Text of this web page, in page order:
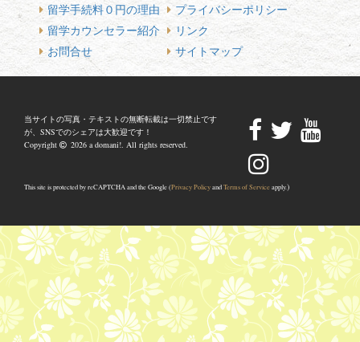
留学手続料０円の理由
留学カウンセラー紹介
お問合せ
プライバシーポリシー
リンク
サイトマップ
当サイトの写真・テキストの無断転載は一切禁止です
が、SNSでのシェアは大歓迎です！
Copyright
2026 a domani!. All rights reserved.
This site is protected by reCAPTCHA and the Google (Privacy PolicyandTerms of Service apply.)